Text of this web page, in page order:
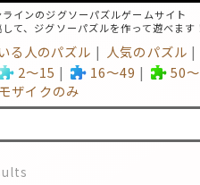
インのジグソーパズルゲームサイト
て、ジグソーパズルを作って遊べます
る人のパズル 人気のパズル
2～15 16～49 50
モザイクのみ